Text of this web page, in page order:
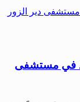
في مستشفى